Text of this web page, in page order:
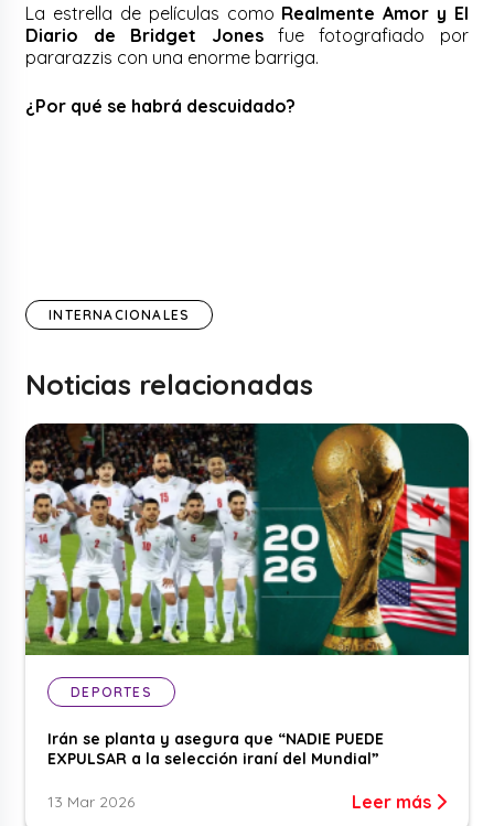
La estrella de películas como Realmente Amor y El
Diario de Bridget Jonesfue fotografiado por
pararazzis con una enorme barriga.
¿Por qué se habrá descuidado?
INTERNACIONALES
Noticias relacionadas
DEPORTES
Irán se planta y asegura que “NADIE PUEDE
EXPULSAR a la selección iraní del Mundial”
13 Mar 2026 Leer más